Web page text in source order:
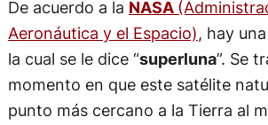
De acuerdo a la NASA
Aeronáutica y el Espacio), hay
la cual se le dice “superluna”. Se
momento en que este satélite
punto más cercano a la Tierra al